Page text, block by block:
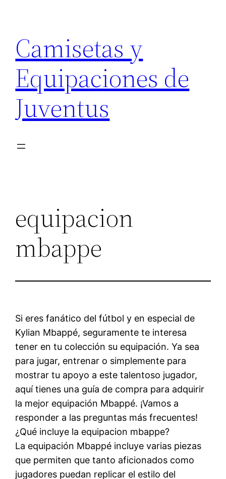
contenido
Camisetas y
Equipaciones de
Juventus
equipacion
mbappe
Si eres fanático del fútbol y en especial de
Kylian Mbappé, seguramente te interesa
tener en tu colección su equipación. Ya sea
para jugar, entrenar o simplemente para
mostrar tu apoyo a este talentoso jugador,
aquí tienes una guía de compra para adquirir
la mejor equipación Mbappé. ¡Vamos a
responder a las preguntas más frecuentes!
¿Qué incluye la equipacion mbappe?
La equipación Mbappé incluye varias piezas
que permiten que tanto aficionados como
jugadores puedan replicar el estilo del